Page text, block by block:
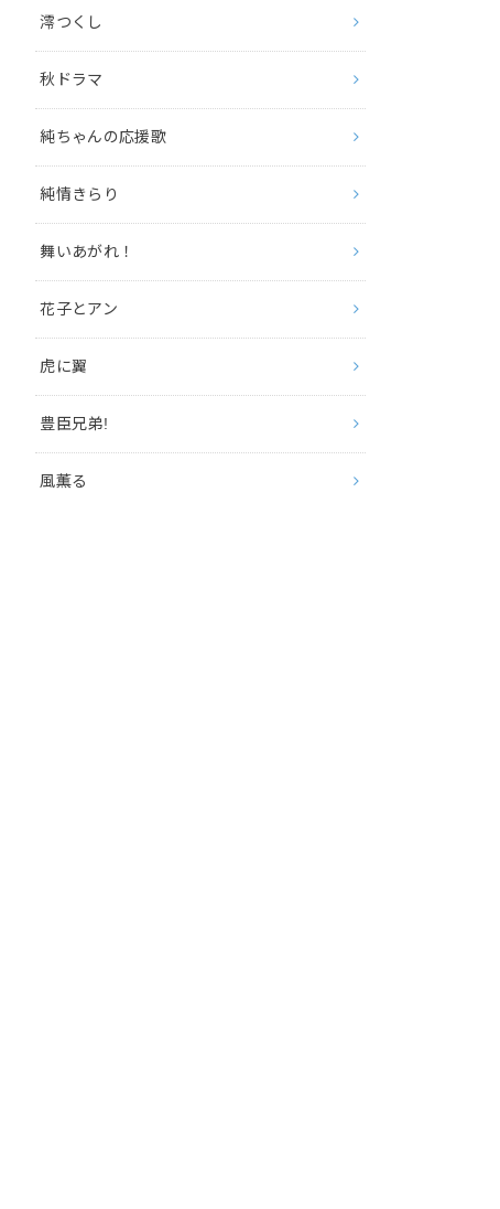
澪つくし
秋ドラマ
純ちゃんの応援歌
純情きらり
舞いあがれ！
花子とアン
虎に翼
豊臣兄弟!
風薫る